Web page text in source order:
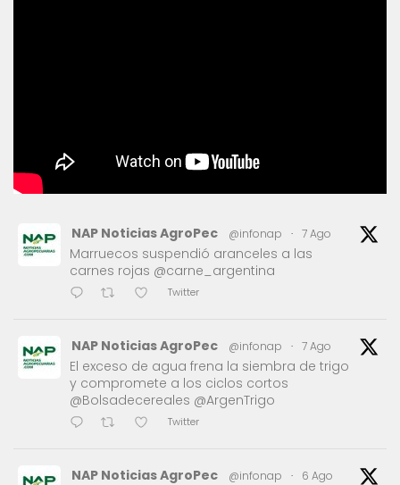
NAP Noticias AgroPec @infonap · 7 Ago
Marruecos suspendió aranceles a las
carnes rojas @carne_argentina
Twitter
NAP Noticias AgroPec @infonap · 7 Ago
El exceso de agua frena la siembra de trigo
y compromete a los ciclos cortos
@Bolsadecereales @ArgenTrigo
Twitter
NAP Noticias AgroPec @infonap · 6 Ago